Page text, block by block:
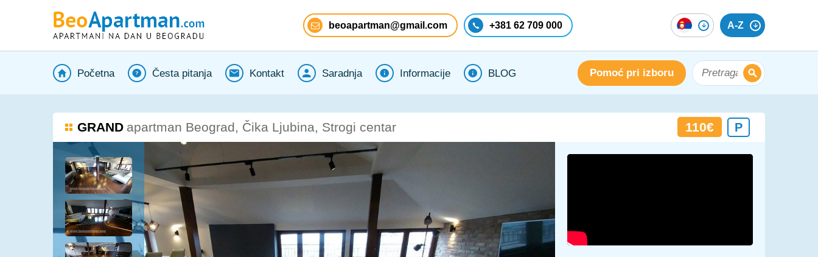
beoapartman@gmail.com +381 62 709 000 A-Z
Početna Česta pitanja Kontakt Saradnja Informacije BLOG Pomoć pri izboru
GRAND apartman Beograd, Čika Ljubina, Strogi centar 110€ P